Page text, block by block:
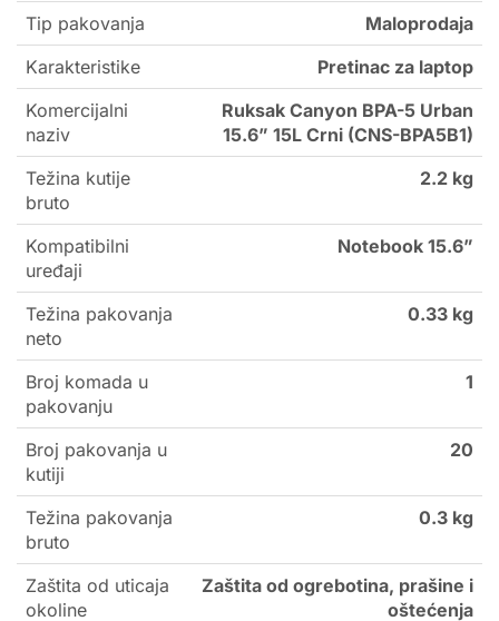
Tip pakovanja
Maloprodaja
Karakteristike
Pretinac za laptop
Komercijalni
naziv
Ruksak Canyon BPA-5 Urban
15.6” 15L Crni (CNS-BPA5B1)
Težina kutije
bruto
2.2 kg
Kompatibilni
uređaji
Notebook 15.6”
Težina pakovanja
neto
0.33 kg
Broj komada u
pakovanju
1
Broj pakovanja u
kutiji
20
Težina pakovanja
bruto
0.3 kg
Zaštita od uticaja
okoline
Zaštita od ogrebotina, prašine i
oštećenja